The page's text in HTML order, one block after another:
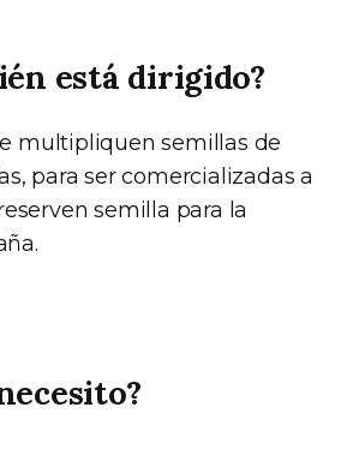
está dirigido?
multipliquen semillas de
para ser comercializadas a
semilla para la